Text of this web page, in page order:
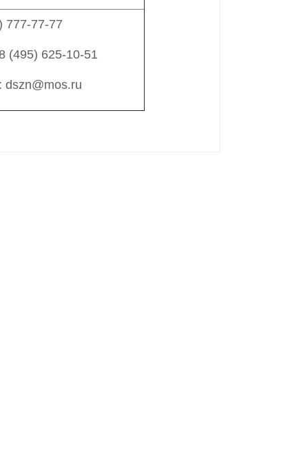
777-77-77
(495) 625-10-51
dszn@mos.ru